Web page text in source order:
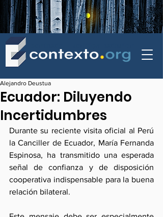
Ecuador: Diluyendo
Incertidumbres
Alejandro Deustua
Durante su reciente visita oficial al Perú
la Canciller de Ecuador, María Fernanda
Espinosa, ha transmitido una esperada
señal de confianza y de disposición
cooperativa indispensable para la buena
relación bilateral.